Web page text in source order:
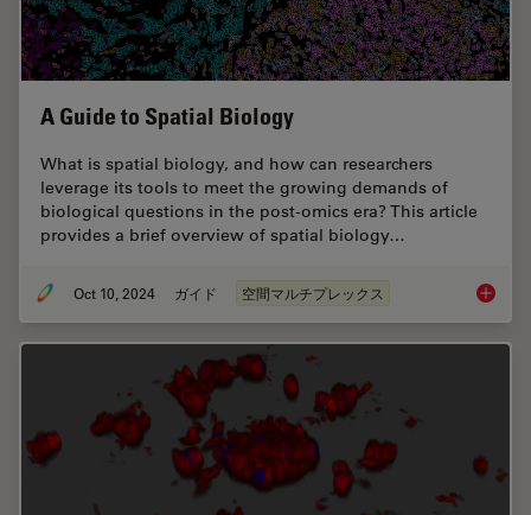
A Guide to Spatial Biology
What is spatial biology, and how can researchers
leverage its tools to meet the growing demands of
biological questions in the post-omics era? This article
provides a brief overview of spatial biology…
Oct 10, 2024 ガイド 空間マルチプレックス A